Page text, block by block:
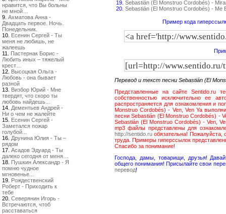
нравится, что Вы больны
не мной…
9. Ахматова Анна -
Двадцать первое. Ночь.
Понедельник.
10. Есенин Сергей - Ты
меня не любишь, не
жалеешь
11. Пастернак Борис -
Любить иных – тяжелый
крест…
12. Высоцкая Ольга -
Любовь - она бывает
разной
13. Визбор Юрий - Мне
твердят, что скоро ты
любовь найдешь...
14. Дементьев Андрей -
Ни о чем не жалейте
15. Есенин Сергей -
Заметался пожар
голубой...
16. Друнина Юлия - Ты –
рядом
17. Асадов Эдуард - Ты
далеко сегодня от меня…
18. Пушкин Александр - Я
помню чудное
мгновенье...
19. Рождественский
Роберт - Приходить к
тебе
20. Северянин Игорь -
Встречаются, чтоб
расставаться
19. Sebastián (El Monstruo Cordobés) -
20. Sebastián (El Monstruo Cordobés) - Me
Пример кода
Перевод и текст песни Sebastián (El
Представленные на сайте Sentido.ru
собственностью исключительно ее
распространяется для ознакомления и
Monstruo Cordobés) - Ven, Ven Ya
песни Sebastián (El Monstruo Cordobés) -
Sebastián (El Monstruo Cordobés) - Ven,
mp3 файлы представлены для
http://sentido.ru обязательна! Пожалуйста,
труда. Примеры гиперссылок
Спасибо за понимание!
Господа, дамы, товарищи, друзья!
общего понимания! Присылайте свои
перевод!